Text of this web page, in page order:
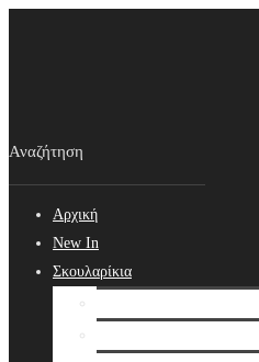
Αρχική
New In
Σκουλαρίκια